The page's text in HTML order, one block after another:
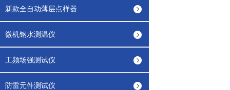
新款全自动薄层点样器
微机钢水测温仪
工频场强测试仪
防雷元件测试仪